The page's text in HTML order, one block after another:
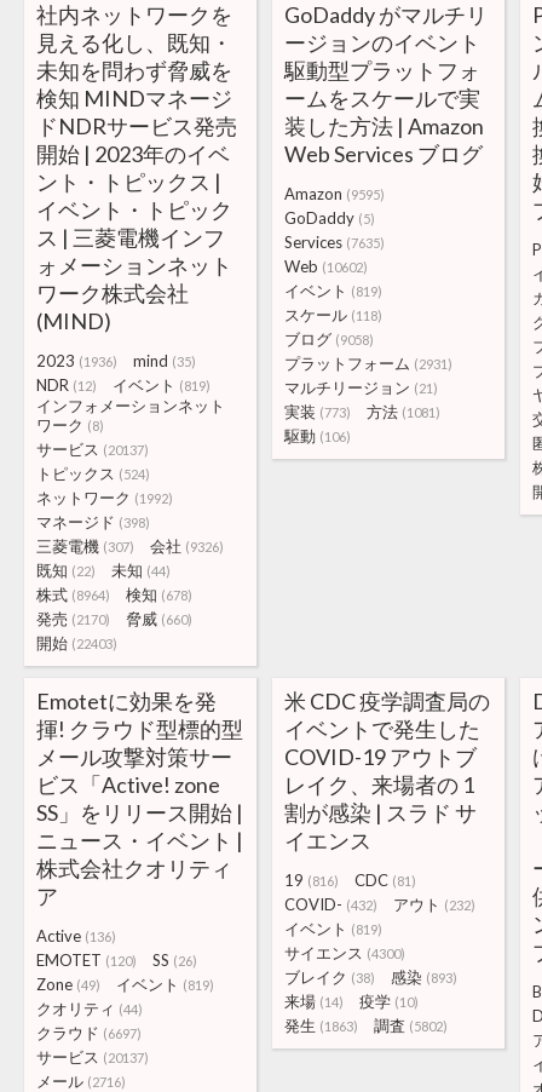
社内ネットワークを
見える化し、既知・
未知を問わず脅威を
検知 MINDマネージ
ドNDRサービス発売
開始 | 2023年のイベ
ント・トピックス |
イベント・トピック
ス | 三菱電機インフ
ォメーションネット
ワーク株式会社
(MIND)
2023 (1936) mind (35)
NDR (12) イベント (819)
インフォメーションネット
ワーク (8)
サービス (20137)
トピックス (524)
ネットワーク (1992)
マネージド (398)
三菱電機 (307) 会社 (9326)
既知 (22) 未知 (44)
株式 (8964) 検知 (678)
発売 (2170) 脅威 (660)
開始 (22403)
GoDaddy がマルチリ
ージョンのイベント
駆動型プラットフォ
ームをスケールで実
装した方法 | Amazon
Web Services ブログ
Amazon (9595)
GoDaddy (5)
Services (7635)
Web (10602)
イベント (819)
スケール (118)
ブログ (9058)
プラットフォーム (2931)
マルチリージョン (21)
実装 (773) 方法 (1081)
駆動 (106)
Emotetに効果を発
揮! クラウド型標的型
メール攻撃対策サー
ビス「Active! zone
SS」をリリース開始 |
ニュース・イベント |
株式会社クオリティ
ア
Active (136)
EMOTET (120) SS (26)
Zone (49) イベント (819)
クオリティ (44)
クラウド (6697)
サービス (20137)
メール (2716)
米 CDC 疫学調査局の
イベントで発生した
COVID-19 アウトブ
レイク、来場者の 1
割が感染 | スラド サ
イエンス
19 (816) CDC (81)
COVID- (432) アウト (232)
イベント (819)
サイエンス (4300)
ブレイク (38) 感染 (893)
来場 (14) 疫学 (10)
発生 (1863) 調査 (5802)